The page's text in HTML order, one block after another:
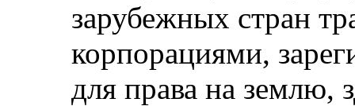
зарубежных стран
корпорациями,
для права на землю,